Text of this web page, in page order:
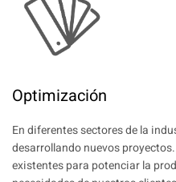
Optimización
En diferentes sectores de la
desarrollando nuevos
existentes para potenciar la